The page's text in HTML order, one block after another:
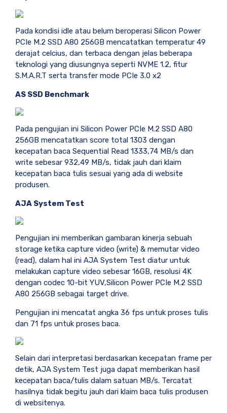
Pada kondisi idle atau belum beroperasi Silicon Power
PCIe M.2 SSD A80 256GB mencatatkan temperatur 49
derajat celcius, dan terbaca dengan jelas beberapa
teknologi yang diusungnya seperti NVME 1.2, fitur
S.M.A.R.T serta transfer mode PCIe 3.0 x2
AS SSD Benchmark
Pada pengujian ini Silicon Power PCIe M.2 SSD A80
256GB mencatatkan score total 1303 dengan
kecepatan baca Sequential Read 1333,74 MB/s dan
write sebesar 932,49 MB/s, tidak jauh dari klaim
kecepatan baca tulis sesuai yang ada di website
produsen.
AJA System Test
Pengujian ini memberikan gambaran kinerja sebuah
storage ketika capture video (write) & memutar video
(read), dalam hal ini AJA System Test diatur untuk
melakukan capture video sebesar 16GB, resolusi 4K
dengan codec 10-bit YUV,Silicon Power PCIe M.2 SSD
A80 256GB sebagai target drive.
Pengujian ini mencatat angka 36 fps untuk proses tulis
dan 71 fps untuk proses baca.
Selain dari interpretasi berdasarkan kecepatan frame per
detik, AJA System Test juga dapat memberikan hasil
kecepatan baca/tulis dalam satuan MB/s. Tercatat
hasilnya tidak begitu jauh dari klaim baca tulis produsen
di websitenya.